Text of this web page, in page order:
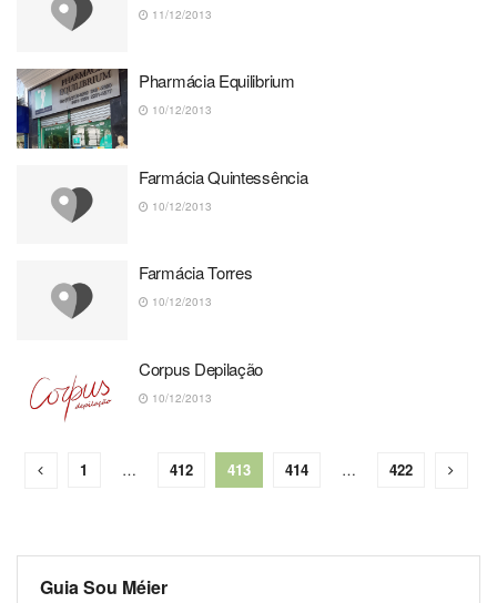
11/12/2013
Pharmácia Equilibrium
10/12/2013
Farmácia Quintessência
10/12/2013
Farmácia Torres
10/12/2013
Corpus Depilação
10/12/2013
1 … 412 413 414 … 422
Guia Sou Méier